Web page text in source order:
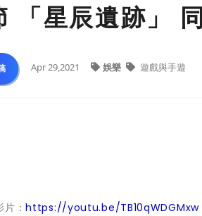
「星辰遺跡」
Apr 29,2021 娛樂 遊戲與手遊
片：https://youtu.be/TB10qWDGMxw